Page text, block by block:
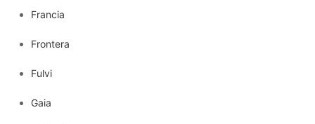
Francia
Frontera
Fulvi
Gaia